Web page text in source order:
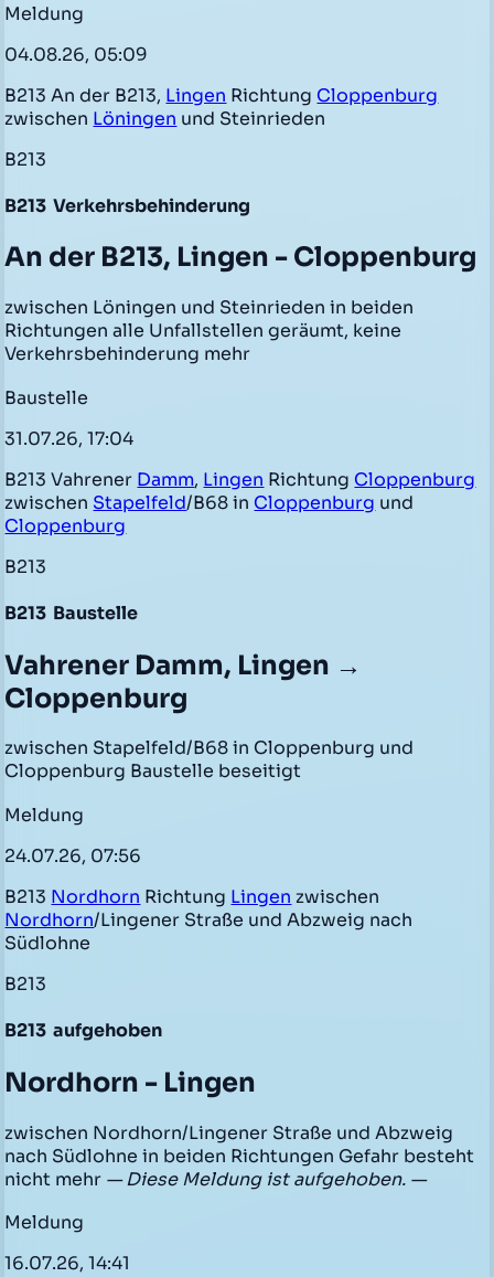
Meldung
04.08.26, 05:09
B213 An der B213, Lingen Richtung Cloppenburg
zwischen Löningen und Steinrieden
B213
B213 Verkehrsbehinderung
An der B213, Lingen - Cloppenburg
zwischen Löningen und Steinrieden in beiden
Richtungen alle Unfallstellen geräumt, keine
Verkehrsbehinderung mehr
Baustelle
31.07.26, 17:04
B213 Vahrener Damm, Lingen Richtung Cloppenburg
zwischen Stapelfeld/B68 in Cloppenburg und
Cloppenburg
B213
B213 Baustelle
Vahrener Damm, Lingen →
Cloppenburg
zwischen Stapelfeld/B68 in Cloppenburg und
Cloppenburg Baustelle beseitigt
Meldung
24.07.26, 07:56
B213 Nordhorn Richtung Lingen zwischen
Nordhorn/Lingener Straße und Abzweig nach
Südlohne
B213
B213 aufgehoben
Nordhorn - Lingen
zwischen Nordhorn/Lingener Straße und Abzweig
nach Südlohne in beiden Richtungen Gefahr besteht
nicht mehr — Diese Meldung ist aufgehoben. —
Meldung
16.07.26, 14:41